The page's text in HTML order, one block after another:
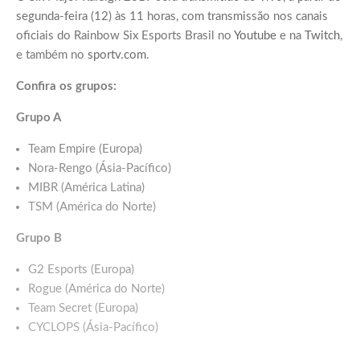
segunda-feira (12) às 11 horas, com transmissão nos canais
oficiais do Rainbow Six Esports Brasil no Youtube e na Twitch,
e também no sportv.com.
Confira os grupos:
Grupo A
Team Empire (Europa)
Nora-Rengo (Ásia-Pacífico)
MIBR (América Latina)
TSM (América do Norte)
Grupo B
G2 Esports (Europa)
Rogue (América do Norte)
Team Secret (Europa)
CYCLOPS (Ásia-Pacífico)